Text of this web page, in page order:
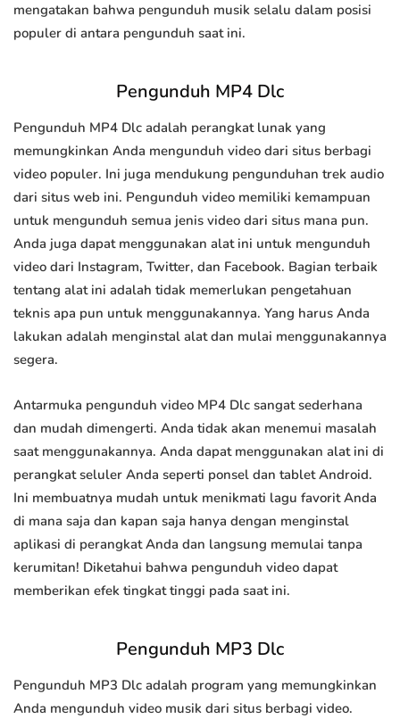
mengatakan bahwa pengunduh musik selalu dalam posisi
populer di antara pengunduh saat ini.
Pengunduh MP4 Dlc
Pengunduh MP4 Dlc adalah perangkat lunak yang
memungkinkan Anda mengunduh video dari situs berbagi
video populer. Ini juga mendukung pengunduhan trek audio
dari situs web ini. Pengunduh video memiliki kemampuan
untuk mengunduh semua jenis video dari situs mana pun.
Anda juga dapat menggunakan alat ini untuk mengunduh
video dari Instagram, Twitter, dan Facebook. Bagian terbaik
tentang alat ini adalah tidak memerlukan pengetahuan
teknis apa pun untuk menggunakannya. Yang harus Anda
lakukan adalah menginstal alat dan mulai menggunakannya
segera.
Antarmuka pengunduh video MP4 Dlc sangat sederhana
dan mudah dimengerti. Anda tidak akan menemui masalah
saat menggunakannya. Anda dapat menggunakan alat ini di
perangkat seluler Anda seperti ponsel dan tablet Android.
Ini membuatnya mudah untuk menikmati lagu favorit Anda
di mana saja dan kapan saja hanya dengan menginstal
aplikasi di perangkat Anda dan langsung memulai tanpa
kerumitan! Diketahui bahwa pengunduh video dapat
memberikan efek tingkat tinggi pada saat ini.
Pengunduh MP3 Dlc
Pengunduh MP3 Dlc adalah program yang memungkinkan
Anda mengunduh video musik dari situs berbagi video.